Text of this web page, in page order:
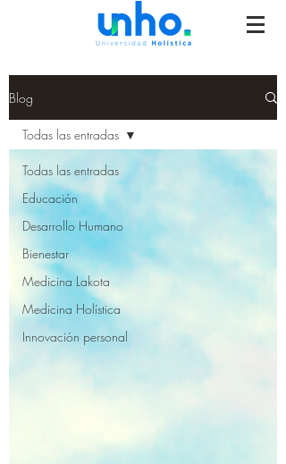
Blog
Todas las entradas
Educación
Desarrollo Humano
Bienestar
Medicina Lakota
Medicina Holística
Innovación personal
Todas las entradas